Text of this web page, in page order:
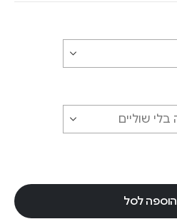
הוספה לסל